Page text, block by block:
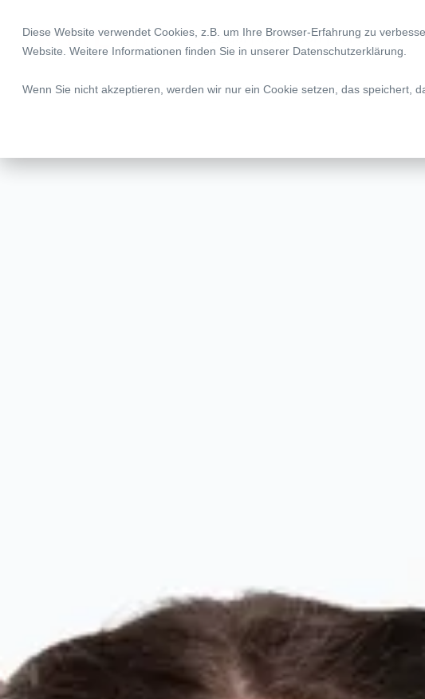
Diese Website verwendet Cookies, z.B. um Ihre Browser-Erfahrung zu
Website. Weitere Informationen finden Sie in unserer Datenschutzerklärung
Wenn Sie nicht akzeptieren, werden wir nur ein Cookie setzen, das speichert,
Legal | Tax | Compliance